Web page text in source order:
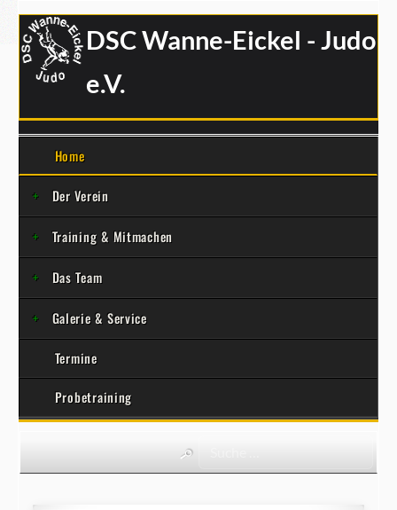
DSC Wanne-Eickel - Judo
e.V.
Home
Der Verein
Training & Mitmachen
Das Team
Galerie & Service
Termine
Probetraining